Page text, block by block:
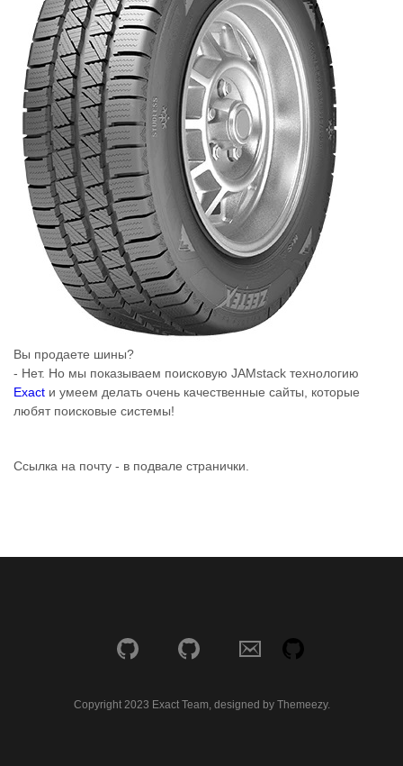
Вы продаете шины?
- Нет. Но мы показываем поисковую JAMstack технологию
Exact и умеем делать очень качественные сайты, которые
любят поисковые системы!
Ссылка на почту - в подвале странички.
Copyright 2023 Exact Team, designed by Themeezy.